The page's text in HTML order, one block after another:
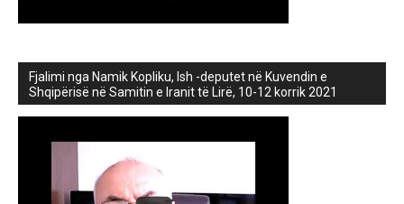
Fjalimi nga Namik Kopliku, Ish -deputet në Kuvendin e
Shqipërisë në Samitin e Iranit të Lirë, 10-12 korrik 2021